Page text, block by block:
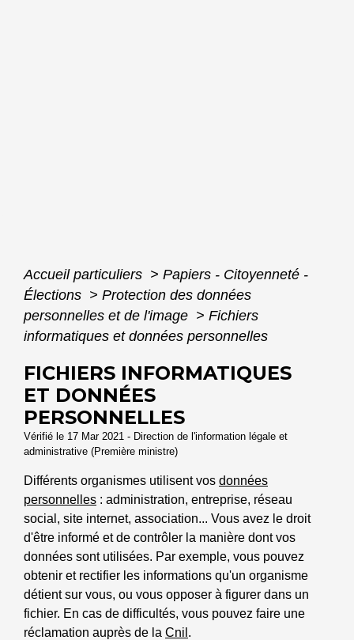
Accueil particuliers > Papiers - Citoyenneté -
Élections > Protection des données
personnelles et de l'image > Fichiers
informatiques et données personnelles
FICHIERS INFORMATIQUES
ET DONNÉES
PERSONNELLES
Vérifié le 17 Mar 2021 - Direction de l'information légale et
administrative (Première ministre)
Différents organismes utilisent vos données
personnelles : administration, entreprise, réseau
social, site internet, association... Vous avez le droit
d'être informé et de contrôler la manière dont vos
données sont utilisées. Par exemple, vous pouvez
obtenir et rectifier les informations qu'un organisme
détient sur vous, ou vous opposer à figurer dans un
fichier. En cas de difficultés, vous pouvez faire une
réclamation auprès de la Cnil .